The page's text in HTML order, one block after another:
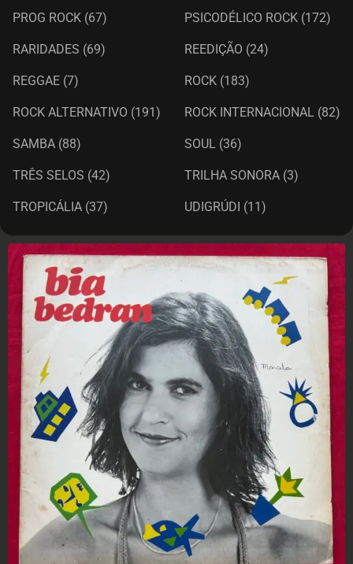
PROG ROCK (67) PSICODÉLICO ROCK (172)
RARIDADES (69) REEDIÇÃO (24)
REGGAE (7) ROCK (183)
ROCK ALTERNATIVO (191) ROCK INTERNACIONAL (82)
SAMBA (88) SOUL (36)
TRÊS SELOS (42) TRILHA SONORA (3)
TROPICÁLIA (37) UDIGRÚDI (11)